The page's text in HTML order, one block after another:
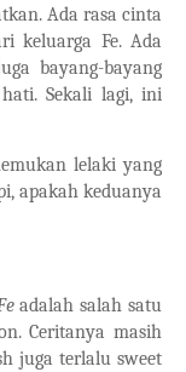
Ada rasa cinta
keluarga Fe. Ada
bayang-bayang
Sekali lagi, ini
lelaki yang
apakah keduanya
adalah salah satu
Ceritanya masih
juga terlalu sweet